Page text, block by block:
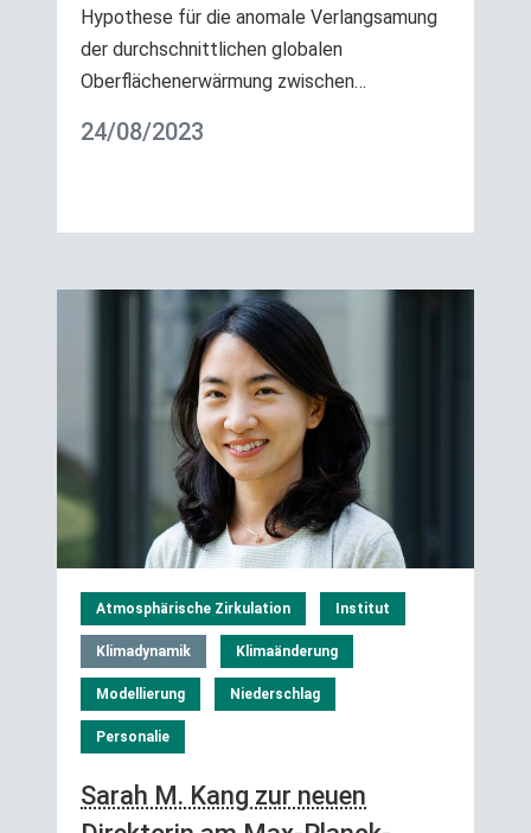
Hypothese für die anomale Verlangsamung
der durchschnittlichen globalen
Oberflächenerwärmung zwischen…
24/08/2023
Atmosphärische Zirkulation Institut
Klimadynamik Klimaänderung
Modellierung Niederschlag
Personalie
Sarah M. Kang zur neuen